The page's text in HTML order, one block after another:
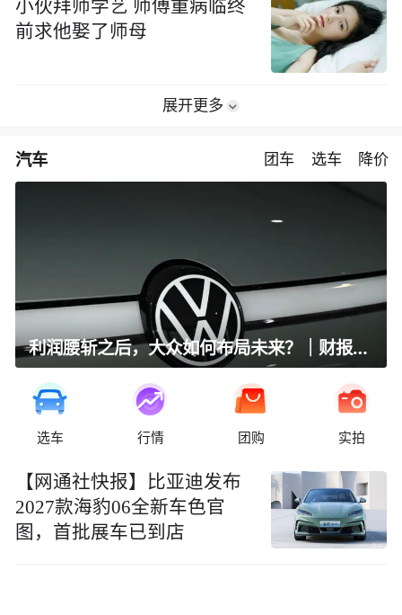
小伙拜师学艺 师傅重病临终
前求他娶了师母
展开更多
汽车 团车 选车 降价
利润腰斩之后，大众如何布局未来？｜财报全视角
选车 行情 团购 实拍
【网通社快报】比亚迪发布
2027款海豹06全新车色官
图，首批展车已到店